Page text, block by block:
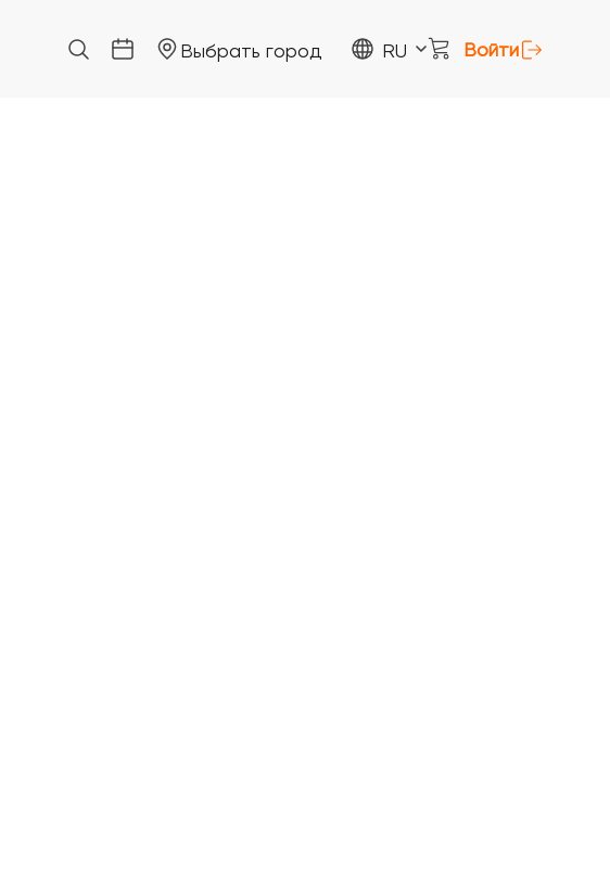
Выбрать город RU Войти